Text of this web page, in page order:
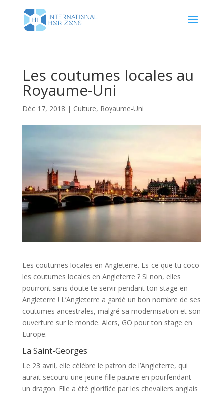
Les coutumes locales au
Royaume-Uni
Déc 17, 2018 | Culture, Royaume-Uni
Les coutumes locales en Angleterre. Es-ce que tu coco
les coutumes locales en Angleterre ? Si non, elles
pourront sans doute te servir pendant ton stage en
Angleterre ! L’Angleterre a gardé un bon nombre de ses
coutumes ancestrales, malgré sa modernisation et son
ouverture sur le monde. Alors, GO pour ton stage en
Europe.
La Saint-Georges
Le 23 avril, elle célèbre le patron de l’Angleterre, qui
aurait secouru une jeune fille pauvre en pourfendant
un dragon. Elle a été glorifiée par les chevaliers anglais